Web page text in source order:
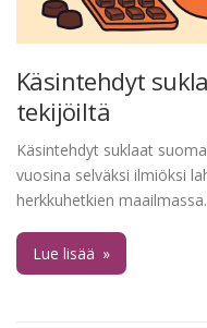
Käsintehdyt
tekijöiltä
Käsintehdyt suklaat
vuosina selväksi ilmiöksi
herkkuhetkien maailmassa.
Lue lisää »